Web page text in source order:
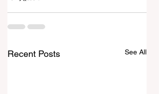
Recent Posts See All